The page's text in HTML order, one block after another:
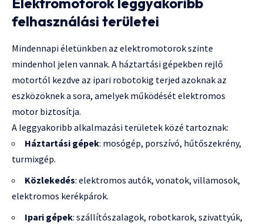
felhasználási területei
Mindennapi életünkben az elektromotorok szinte
mindenhol jelen vannak. A háztartási gépekben rejlő
motortól kezdve az ipari robotokig terjed azoknak az
eszközöknek a sora, amelyek működését elektromos
motor biztosítja.
A leggyakoribb alkalmazási területek közé tartoznak:
Háztartási gépek: mosógép, porszívó, hűtőszekrény,
turmixgép.
Közlekedés: elektromos autók, vonatok, villamosok,
elektromos kerékpárok.
Ipari gépek: szállítószalagok, robotkarok, szivattyúk,